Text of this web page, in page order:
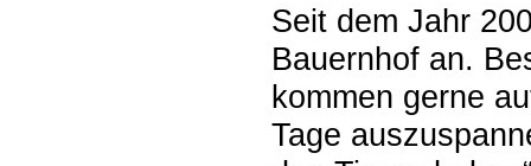
Seit dem Jahr
Bauernhof an.
kommen gerne
Tage